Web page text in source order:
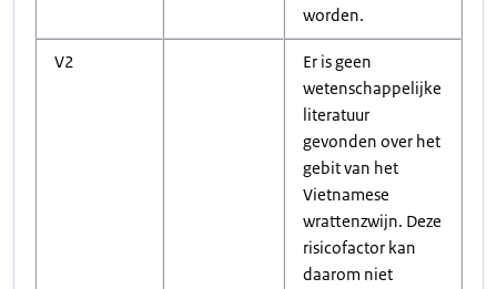
worden.
V2
Er is geen
wetenschappelijke
literatuur
gevonden over het
gebit van het
Vietnamese
wrattenzwijn. Deze
risicofactor kan
daarom niet